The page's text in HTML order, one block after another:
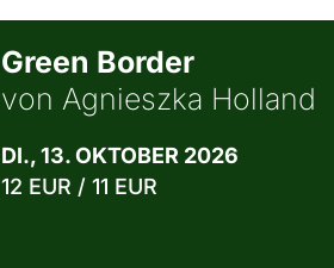
Green Border
von Agnieszka Holland
DI., 13. OKTOBER 2026
12 EUR / 11 EUR